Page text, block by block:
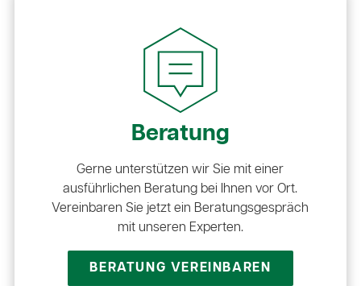
Beratung
Gerne unterstützen wir Sie mit einer
ausführlichen Beratung bei Ihnen vor Ort.
Vereinbaren Sie jetzt ein Beratungsgespräch
mit unseren Experten.
BERATUNG VEREINBAREN